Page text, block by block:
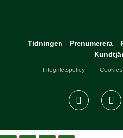
Tidningen Prenumerera
Integritetspolicy Cookies